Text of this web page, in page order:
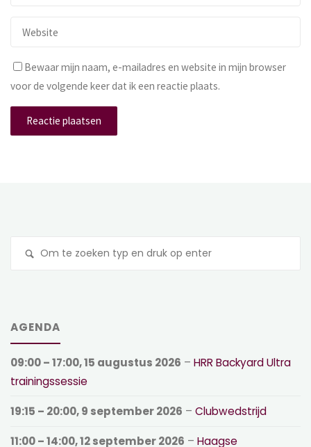
Bewaar mijn naam, e-mailadres en website in mijn browser
voor de volgende keer dat ik een reactie plaats.
AGENDA
09:00– 17:00,15 augustus 2026 –HRR Backyard Ultra
trainingssessie
19:15 – 20:00,9 september 2026 –Clubwedstrijd
11:00– 14:00,12 september 2026 –Haagse